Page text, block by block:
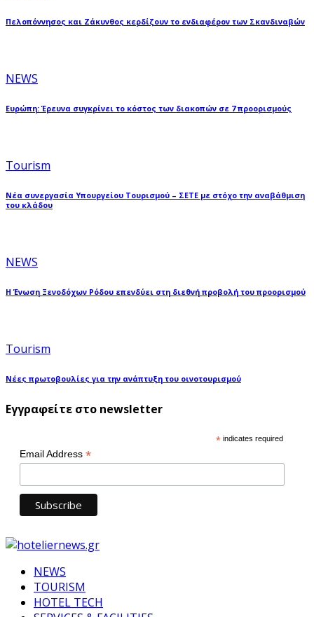
Πελοπόννησος και Ζάκυνθος κερδίζουν το ενδιαφέρον των Σκανδιναβών
NEWS
Ευρώπη: Έρευνα συγκρίνει το κόστος των διακοπών σε 7 προορισμούς
Tourism
Νέα συνεργασία Υπουργείου Τουρισμού – ΣΕΤΕ με στόχο την αναβάθμιση
του κλάδου
NEWS
Η Ένωση Ξενοδόχων Ρόδου επενδύει στη διεθνή προβολή του προορισμού
Tourism
Νέες πρωτοβουλίες για την ανάπτυξη του οινοτουρισμού
Εγγραφείτε στο newsletter
* indicates required
Email Address *
NEWS
TOURISM
HOTEL TECH